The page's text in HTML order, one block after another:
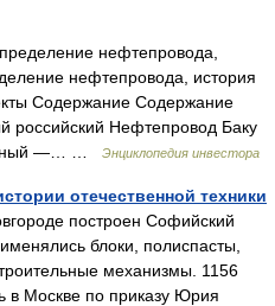
нефтепровода,
нефтепровода, история
Содержание Содержание
российский Нефтепровод Баку
—… …
Энциклопедия инвестора
отечественной техники
построен Софийский
блоки, полиспасты,
механизмы. 1156
в Москве по приказу Юрия